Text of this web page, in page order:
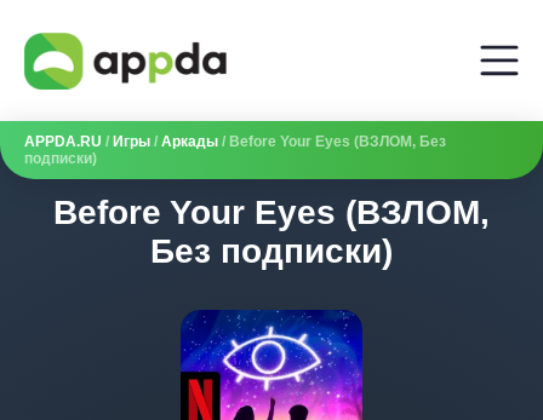
APPDA.RU / Игры / Аркады / Before Your Eyes (ВЗЛОМ, Без
подписки)
Before Your Eyes (ВЗЛОМ,
Без подписки)